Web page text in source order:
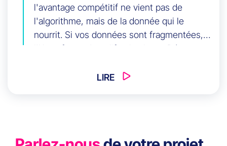
l'avantage compétitif ne vient pas de
l'algorithme, mais de la donnée qui le
nourrit. Si vos données sont fragmentées,
l'IA ne fera qu'amplifier le chaos. Découvrez
CRM-CDP-IA, pour transformer votre capital
LIRE